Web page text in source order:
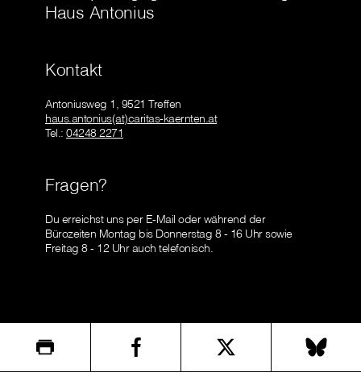
Haus Antonius
Kontakt
Antoniusweg 1, 9521 Treffen
haus.antonius(at)caritas-kaernten.at
Tel.: 04248 2271
Fragen?
Du erreichst uns per E-Mail oder während der
Bürozeiten Montag bis Donnerstag 8 - 16 Uhr sowie
Freitag 8 - 12 Uhr auch telefonisch.